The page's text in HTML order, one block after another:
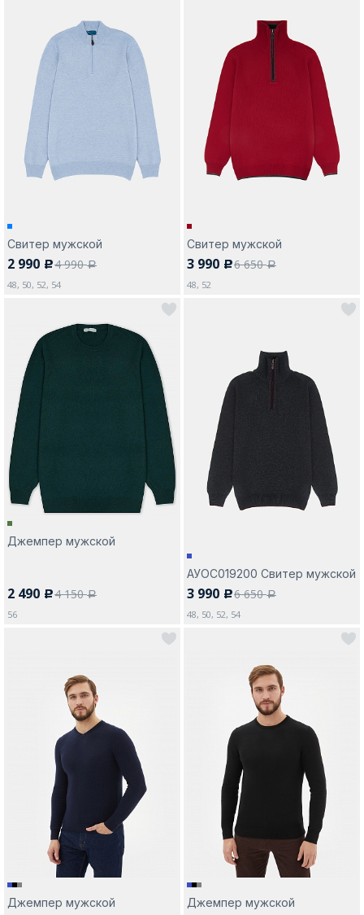
Свитер мужской
2 990 c4 990a
48, 50, 52, 54
Свитер мужской
3 990 c6 650a
48, 52
Джемпер мужской
2 490 c4 150a
56
АУОС019200 Свитер мужской
3 990 c6 650a
48, 50, 52, 54
Джемпер мужской Джемпер мужской